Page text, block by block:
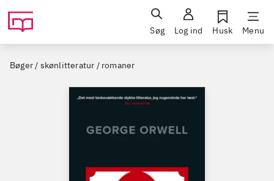
Søg Log ind Husk Menu
Bøger / skønlitteratur / romaner